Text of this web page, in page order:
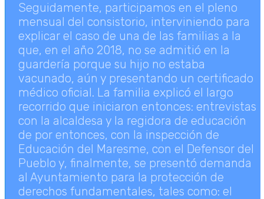
Seguidamente, participamos en el pleno
mensual del consistorio, interviniendo para
explicar el caso de una de las familias a la
que, en el año 2018, no se admitió en la
guardería porque su hijo no estaba
vacunado, aún y presentando un certificado
médico oficial. La familia explicó el largo
recorrido que iniciaron entonces: entrevistas
con la alcaldesa y la regidora de educación
de por entonces, con la inspección de
Educación del Maresme, con el Defensor del
Pueblo y, finalmente, se presentó demanda
al Ayuntamiento para la protección de
derechos fundamentales, tales como: el